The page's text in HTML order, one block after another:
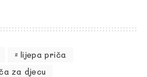
lijepa priča
za djecu